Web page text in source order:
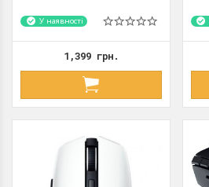
У наявності
1,399 грн.